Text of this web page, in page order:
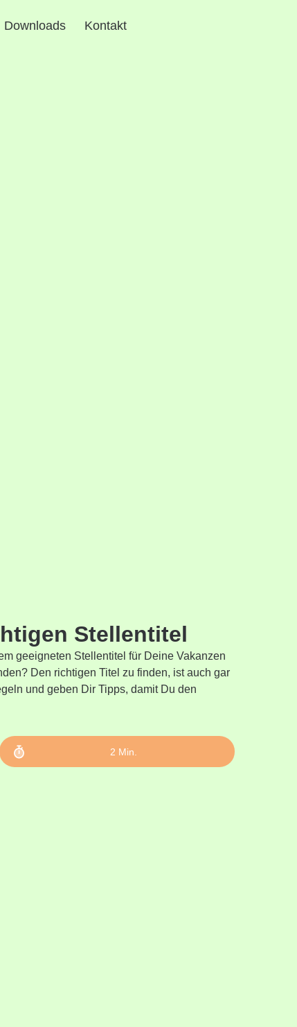
Downloads Kontakt
Stellentitel
geeigneten Stellentitel für Deine Vakan­zen
Den richtigen Titel zu finden, ist auch gar
und geben Dir Tipps, damit Du den
2 Min.